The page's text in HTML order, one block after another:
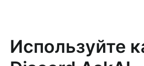
Используйте